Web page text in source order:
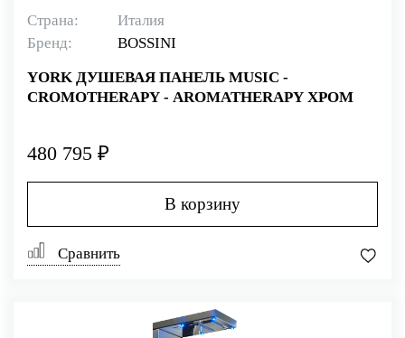
Страна:
Италия
Бренд:
BOSSINI
YORK ДУШЕВАЯ ПАНЕЛЬ MUSIC -
CROMOTHERAPY - AROMATHERAPY ХРОМ
480 795 ₽
В корзину
Сравнить